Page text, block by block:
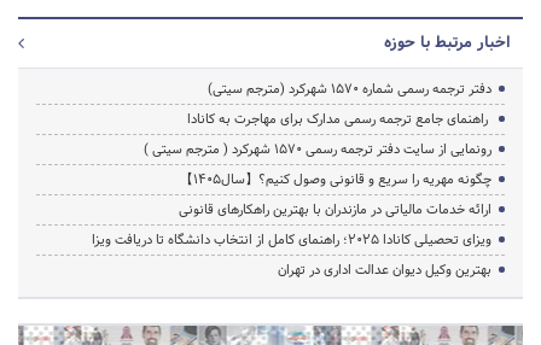
اخبار مرتبط با حوزه
دفتر ترجمه رسمی شماره ۱۵۷۰ شهرکرد (مترجم سیتی)
راهنمای جامع ترجمه رسمی مدارک برای مهاجرت به کانادا
رونمایی از سایت دفتر ترجمه رسمی 1570 شهرکرد ( مترجم سیتی )
چگونه مهریه را سریع و قانونی وصول کنیم؟【سال1405】
ارائه خدمات مالیاتی در مازندران با بهترین راهکارهای قانونی
ویزای تحصیلی کانادا ۲۰۲۵؛ راهنمای کامل از انتخاب دانشگاه تا دریافت ویزا
بهترین وکیل دیوان عدالت اداری در تهران